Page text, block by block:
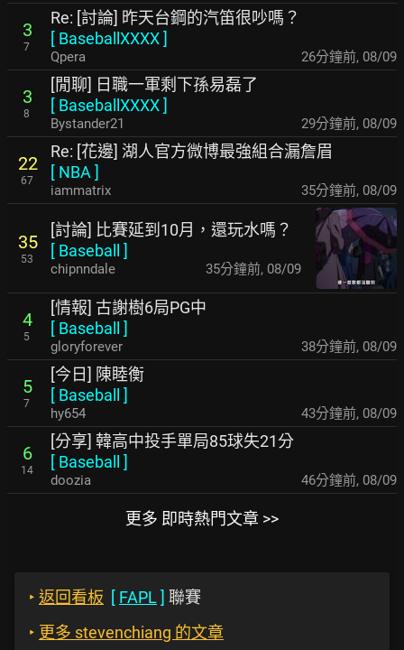
3
7
Re: [討論] 昨天台鋼的汽笛很吵嗎？
[ BaseballXXXX]
Qpera 26分鐘前, 08/09
3
8
[閒聊] 日職一軍剩下孫易磊了
[ BaseballXXXX]
Bystander21 29分鐘前, 08/09
22
67
Re: [花邊] 湖人官方微博最強組合漏詹眉
[ NBA ]
iammatrix 35分鐘前, 08/09
35
53
[討論] 比賽延到10月，還玩水嗎？
[ Baseball ]
chipnndale 35分鐘前, 08/09
4
5
[情報] 古謝樹6局PG中
[ Baseball ]
gloryforever 38分鐘前, 08/09
5
7
[今日] 陳睦衡
[ Baseball ]
hy654 43分鐘前, 08/09
6
14
[分享] 韓高中投手單局85球失21分
[ Baseball ]
doozia 46分鐘前, 08/09
更多 即時熱門文章 >>
‣ 返回看板 [ FAPL ] 聯賽
‣ 更多 stevenchiang 的文章